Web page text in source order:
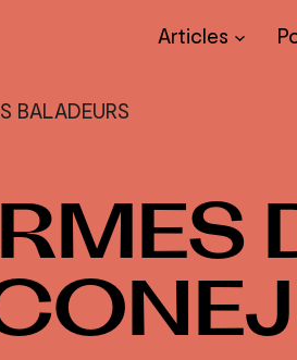
Articles
BALADEURS